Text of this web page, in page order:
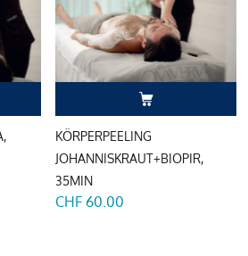
KÖRPERPEELING
JOHANNISKRAUT+BIOPIR,
35MIN
CHF 60.00